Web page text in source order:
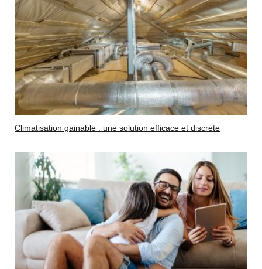
Climatisation gainable : une solution efficace et discrète